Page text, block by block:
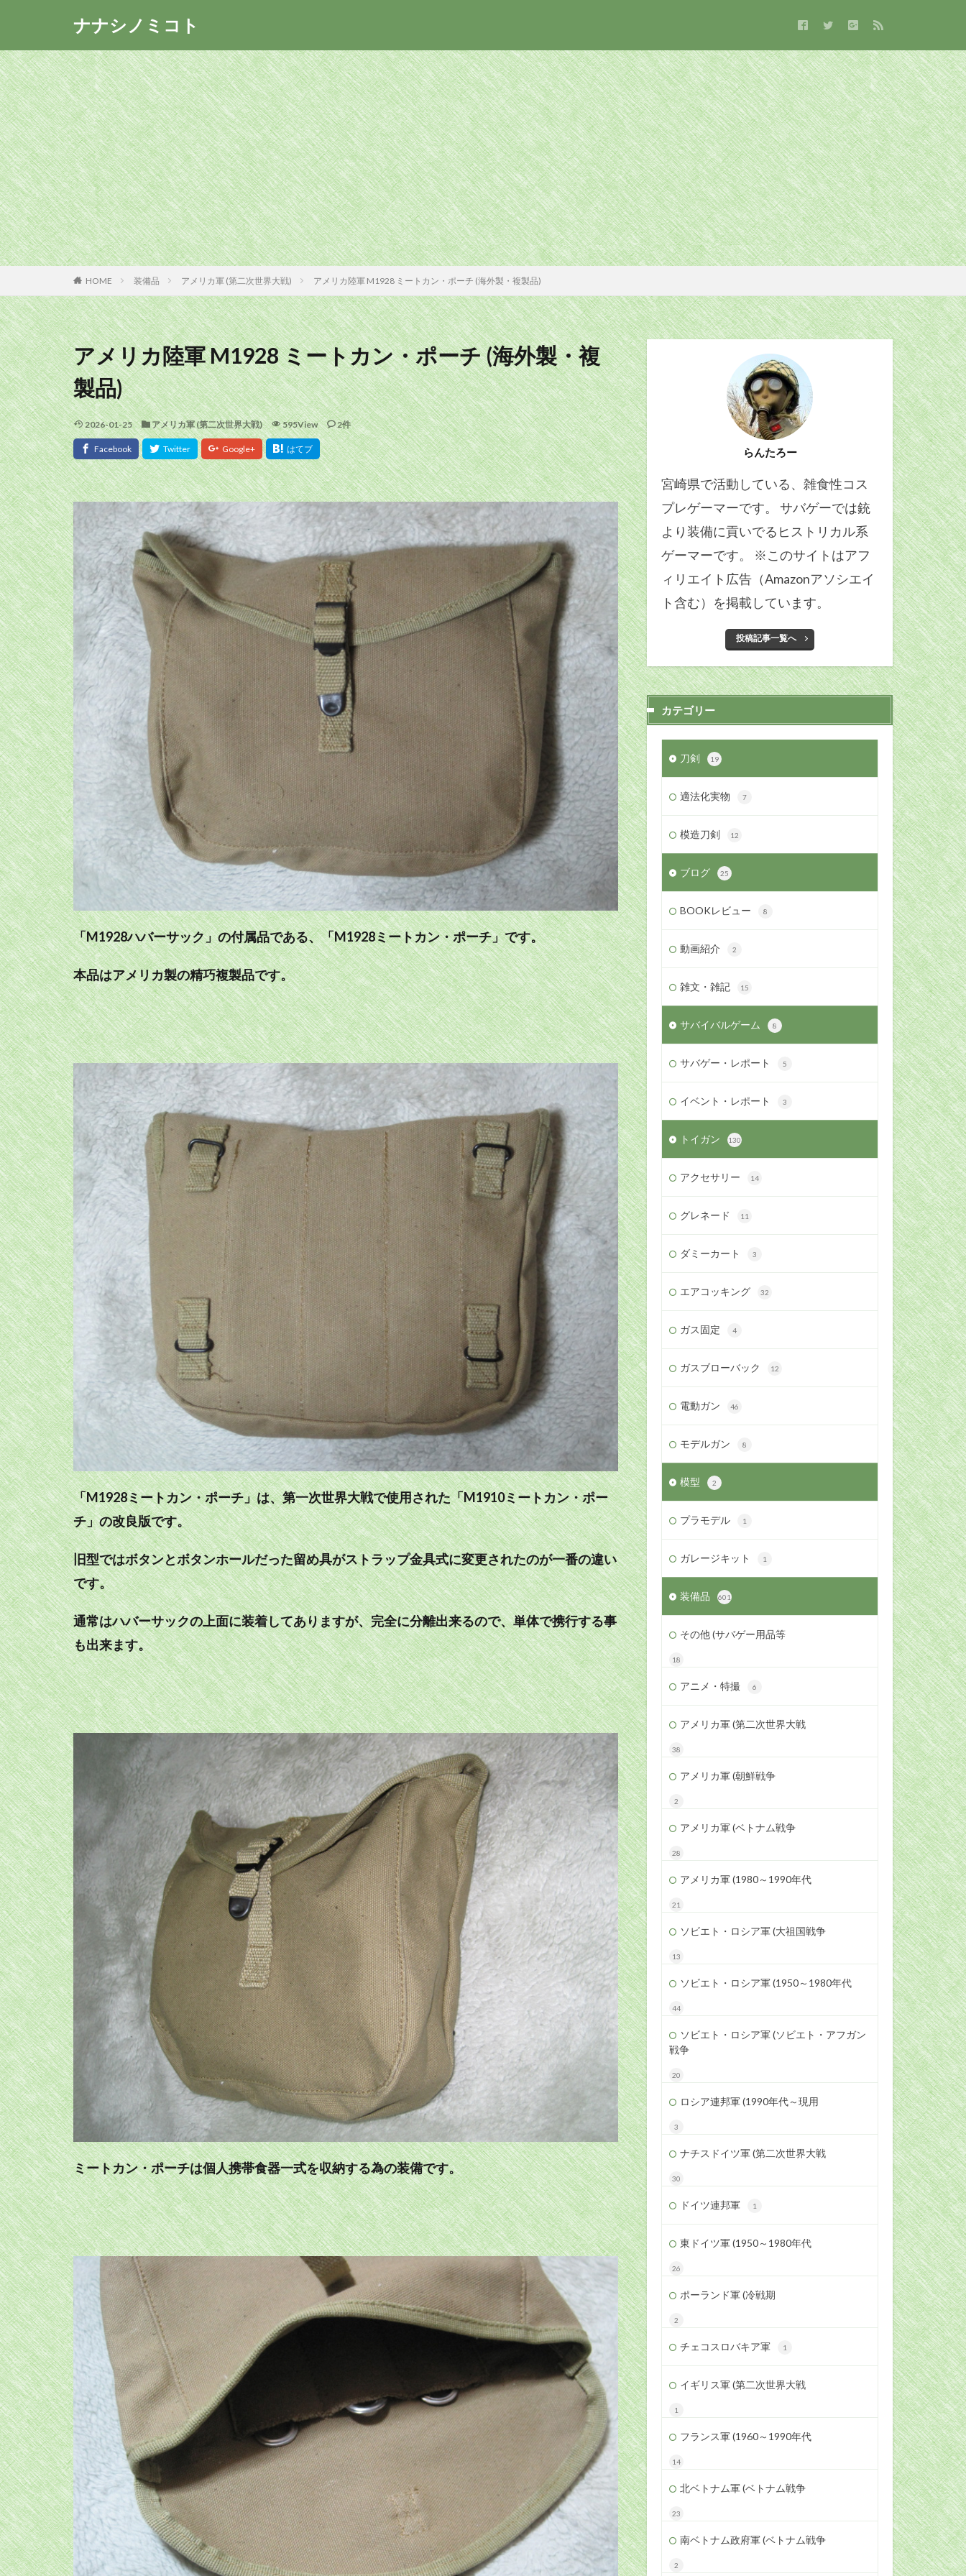
ナナシノミコト
HOME 装備品 アメリカ軍 (第二次世界大戦) アメリカ陸軍 M1928 ミートカン・ポーチ (海外製・複製品)
アメリカ陸軍 M1928 ミートカン・ポーチ (海外製・複
製品)
2026-01-25 アメリカ軍 (第二次世界大戦) 595View 2件
「M1928ハバーサック」の付属品である、「M1928ミートカン・ポーチ」です。
本品はアメリカ製の精巧複製品です。
「M1928ミートカン・ポーチ」は、第一次世界大戦で使用された「M1910ミートカン・ポー
チ」の改良版です。
旧型ではボタンとボタンホールだった留め具がストラップ金具式に変更されたのが一番の違い
です。
通常はハバーサックの上面に装着してありますが、完全に分離出来るので、単体で携行する事
も出来ます。
ミートカン・ポーチは個人携帯食器一式を収納する為の装備です。
らんたろー
宮崎県で活動している、雑食性コス
プレゲーマーです。 サバゲーでは銃
より装備に貢いでるヒストリカル系
ゲーマーです。 ※このサイトはアフ
ィリエイト広告（Amazonアソシエイ
ト含む）を掲載しています。
投稿記事一覧へ
カテゴリー
刀剣 19
適法化実物 7
模造刀剣 12
ブログ 25
BOOKレビュー 8
動画紹介 2
雑文・雑記 15
サバイバルゲーム 8
サバゲー・レポート 5
イベント・レポート 3
トイガン 130
アクセサリー 14
グレネード 11
ダミーカート 3
エアコッキング 32
ガス固定 4
ガスブローバック 12
電動ガン 46
モデルガン 8
模型 2
プラモデル 1
ガレージキット 1
装備品 601
その他 (サバゲー用品等
18
アニメ・特撮 6
アメリカ軍 (第二次世界大戦
38
アメリカ軍 (朝鮮戦争
2
アメリカ軍 (ベトナム戦争
28
アメリカ軍 (1980～1990年代
21
ソビエト・ロシア軍 (大祖国戦争
13
ソビエト・ロシア軍 (1950～1980年代
44
ソビエト・ロシア軍 (ソビエト・アフガン
戦争
20
ロシア連邦軍 (1990年代～現用
3
ナチスドイツ軍 (第二次世界大戦
30
ドイツ連邦軍 1
東ドイツ軍 (1950～1980年代
26
ポーランド軍 (冷戦期
2
チェコスロバキア軍 1
イギリス軍 (第二次世界大戦
1
フランス軍 (1960～1990年代
14
北ベトナム軍 (ベトナム戦争
23
南ベトナム政府軍 (ベトナム戦争
2